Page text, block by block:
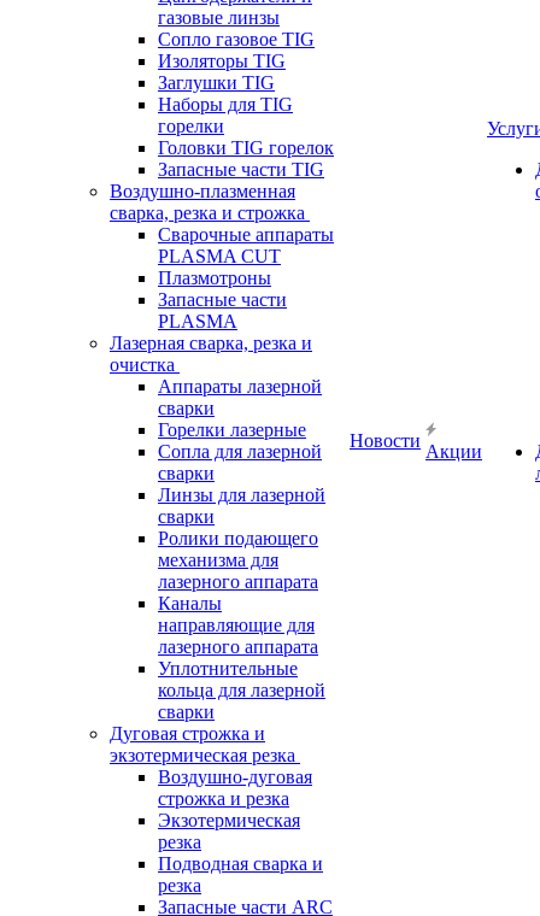
газовые линзы
Сопло газовое TIG
Изоляторы TIG
Заглушки TIG
Наборы для TIG
горелки
Головки TIG горелок
Запасные части TIG
Воздушно-плазменная
сварка, резка и строжка
Сварочные аппараты
PLASMA CUT
Плазмотроны
Запасные части
PLASMA
Лазерная сварка, резка и
очистка
Аппараты лазерной
сварки
Горелки лазерные
Сопла для лазерной
сварки
Линзы для лазерной
сварки
Ролики подающего
механизма для
лазерного аппарата
Каналы
направляющие для
лазерного аппарата
Уплотнительные
кольца для лазерной
сварки
Дуговая строжка и
экзотермическая резка
Воздушно-дуговая
строжка и резка
Экзотермическая
резка
Подводная сварка и
резка
Запасные части ARC
Новости
Акции